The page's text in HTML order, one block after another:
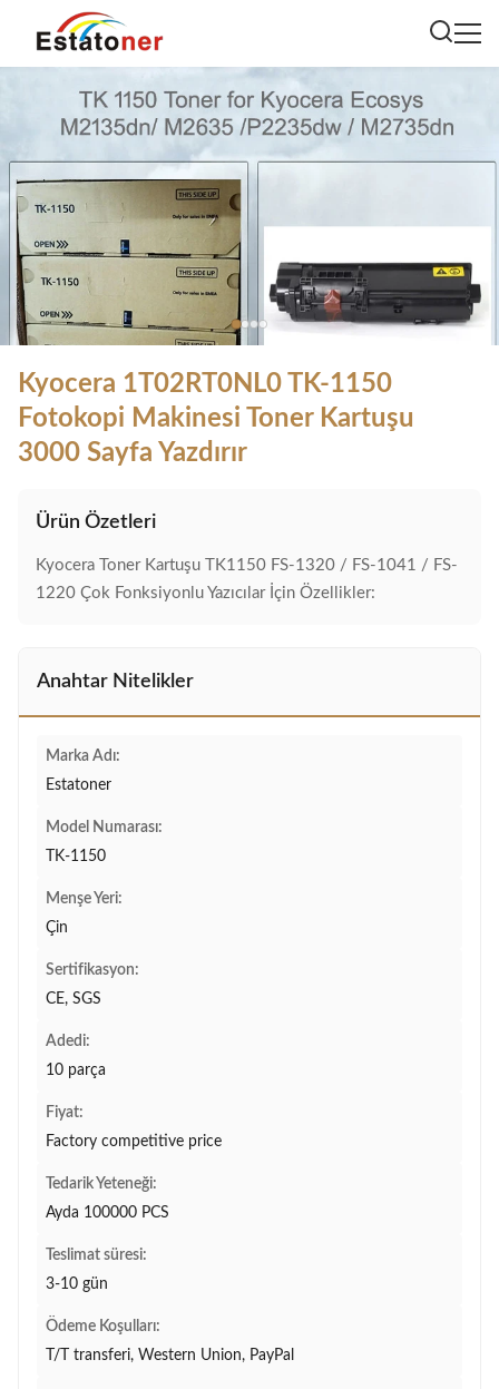
Kyocera 1T02RT0NL0 TK-1150
Fotokopi Makinesi Toner Kartuşu
3000 Sayfa Yazdırır
Ürün Özetleri
Kyocera Toner Kartuşu TK1150 FS-1320 / FS-1041 / FS-
1220 Çok Fonksiyonlu Yazıcılar İçin Özellikler:
Anahtar Nitelikler
Marka Adı:
Estatoner
Model Numarası:
TK-1150
Menşe Yeri:
Çin
Sertifikasyon:
CE, SGS
Adedi:
10 parça
Fiyat:
Factory competitive price
Tedarik Yeteneği:
Ayda 100000 PCS
Teslimat süresi:
3-10 gün
Ödeme Koşulları:
T/T transferi, Western Union, PayPal